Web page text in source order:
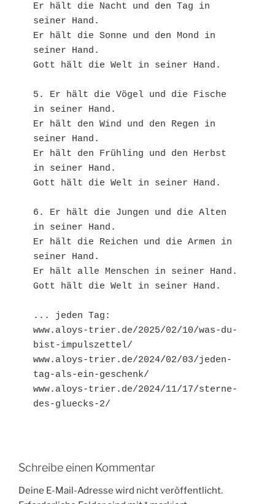
Er hält die Nacht und den Tag in
seiner Hand.
Er hält die Sonne und den Mond in
seiner Hand.
Gott hält die Welt in seiner Hand.
5. Er hält die Vögel und die Fische
in seiner Hand.
Er hält den Wind und den Regen in
seiner Hand.
Er hält den Frühling und den Herbst
in seiner Hand.
Gott hält die Welt in seiner Hand.
6. Er hält die Jungen und die Alten
in seiner Hand.
Er hält die Reichen und die Armen in
seiner Hand.
Er hält alle Menschen in seiner Hand.
Gott hält die Welt in seiner Hand.
... jeden Tag:
www.aloys-trier.de/2025/02/10/was-du-
bist-impulszettel/
www.aloys-trier.de/2024/02/03/jeden-
tag-als-ein-geschenk/
www.aloys-trier.de/2024/11/17/sterne-
des-gluecks-2/
Schreibe einen Kommentar
Deine E-Mail-Adresse wird nicht veröffentlicht.